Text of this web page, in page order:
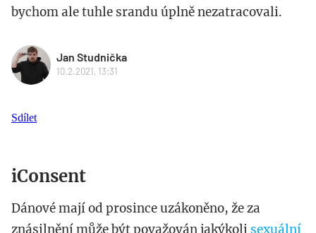
bychom ale tuhle srandu úplně nezatracovali.
Jan Studnička
10.2.2021, 13:31
Sdílet
iConsent
Dánové mají od prosince uzákoněno, že za
znásilnění může být považován jakýkoli sexuální